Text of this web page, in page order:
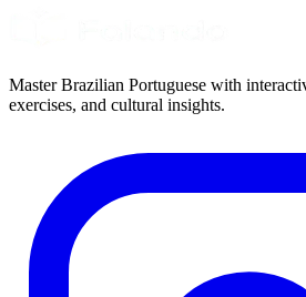
Master Brazilian Portuguese with
exercises, and cultural insights.